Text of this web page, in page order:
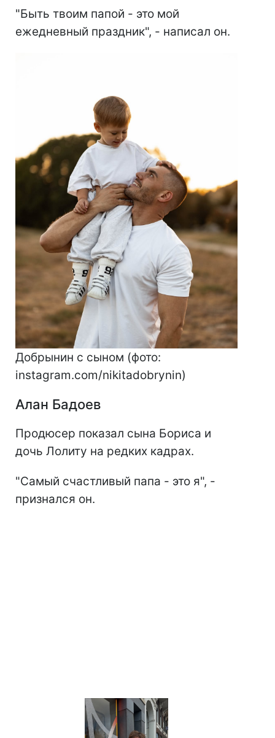
"Быть твоим папой - это мой
ежедневный праздник", - написал он.
Добрынин с сыном (фото:
instagram.com/nikitadobrynin)
Алан Бадоев
Продюсер показал сына Бориса и
дочь Лолиту на редких кадрах.
"Самый счастливый папа - это я", -
признался он.